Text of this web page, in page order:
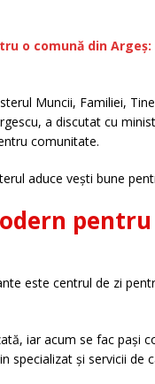
o comună din
Muncii, Familiei,
a discutat cu
comunitate.
aduce vești bune
este centrul de zi
iar acum se fac pași
specializat și servicii de